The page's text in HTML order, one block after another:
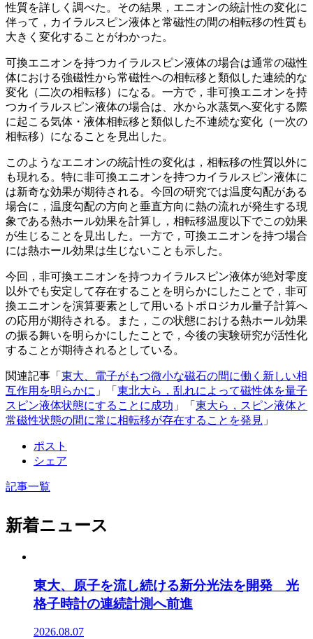
性質を詳しく調べた。その結果，エニオンの統計性の変化に
伴って，カイラルスピン液体と常磁性の間の相転移の性質も
大きく変化することがわかった。
可換エニオンを持つカイラルスピン液体の場合は通常の磁性
体における強磁性から常磁性への相転移と類似した連続的な
変化（二次の相転移）になる。一方で，非可換エニオンを持
つカイラルスピン液体の場合は、水から水蒸気へ変化する際
に起こる気体・液体相転移と類似した不連続な変化（一次の
相転移）になることを見出した。
このようなエニオンの統計性の変化は，相転移の性質以外に
も現れる。特に非可換エニオンを持つカイラルスピン液体に
は新奇な効果が期待される。今回の研究では温度勾配がある
場合に，温度勾配の方向と垂直方向に熱の流れが発生する現
象である熱ホール効果を計算し，相転移温度以下でこの効果
が生じることを見出した。一方で，可換エニオンを持つ場合
には熱ホール効果は生じないことも示した。
今回，非可換エニオンを持つカイラルスピン液体が絶対零度
以外でも安定して存在することを明らかにしたことで，非可
換エニオンを演算要素として用いるトポロジカル量子計算へ
の応用が期待される。また，この状態における熱ホール効果
の振る舞いを明らかにしたことで，今後の実験研究が活性化
することが期待されるとしている。
関連記事「 東大、電子がもつ微小な磁石の間に働く新しい相
互作用を明らかに 」「 東北大ら，乱れによって磁性体を量子
スピン液体状態にすることに成功 」「 東大ら，スピン液体と
常磁性状態の間に常に相転移が存在することを発見 」
ポスト
シェア
記事一覧
新着ニュース
東大、原子を流し続ける新分光法を開発 光
格子時計の連続計測へ前進
2026.08.07